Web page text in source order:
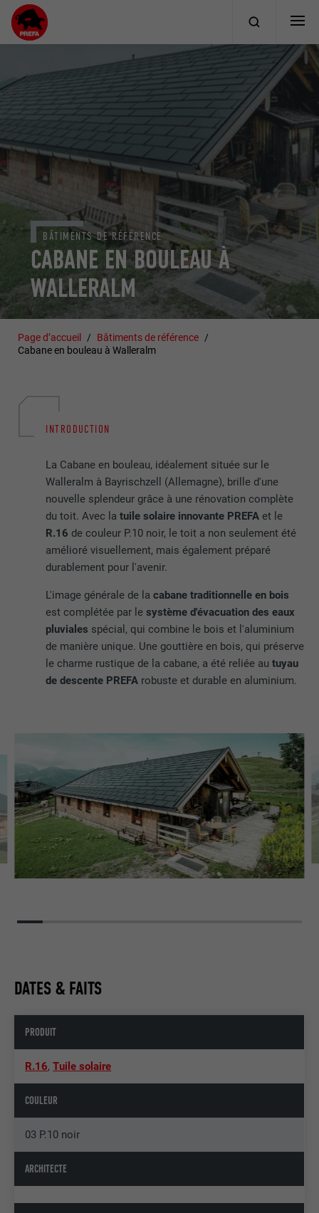
CABANE EN BOULEAU À
WALLERALM
BÂTIMENTS DE RÉFÉRENCE
Page d’accueil
Bâtiments de référence
Cabane en bouleau à Walleralm
INTRODUCTION
La Cabane en bouleau, idéalement située sur le
Walleralm à Bayrischzell (Allemagne), brille d'une
nouvelle splendeur grâce à une rénovation complète
du toit. Avec latuile solaire innovante PREFA et le
R.16 de couleur P.10 noir, le toit a non seulement été
amélioré visuellement, mais également préparé
durablement pour l'avenir.
L'image générale de lacabane traditionnelle en bois
est complétée par le système d'évacuation des eaux
pluviales spécial, qui combine le bois et l'aluminium
de manière unique. Une gouttière en bois, qui préserve
le charme rustique de la cabane, a été reliée autuyau
de descente PREFA robuste et durable en aluminium.
DATES & FAITS
PRODUIT
R.16,Tuile solaire
COULEUR
03 P.10 noir
ARCHITECTE